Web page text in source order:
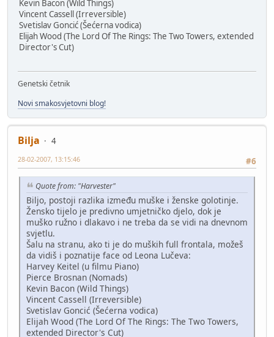
Kevin Bacon (Wild Things)
Vincent Cassell (Irreversible)
Svetislav Goncić (Šećerna vodica)
Elijah Wood (The Lord Of The Rings: The Two Towers, extended
Director's Cut)
Genetski četnik
Novi smakosvjetovni blog!
Bilja
4
#6
28-02-2007, 13:15:46
Quote from: "Harvester"
Biljo, postoji razlika između muške i ženske golotinje.
Žensko tijelo je predivno umjetničko djelo, dok je
muško ružno i dlakavo i ne treba da se vidi na dnevnom
svjetlu.
Šalu na stranu, ako ti je do muških full frontala, možeš
da vidiš i poznatije face od Leona Lučeva:
Harvey Keitel (u filmu Piano)
Pierce Brosnan (Nomads)
Kevin Bacon (Wild Things)
Vincent Cassell (Irreversible)
Svetislav Goncić (Šećerna vodica)
Elijah Wood (The Lord Of The Rings: The Two Towers,
extended Director's Cut)